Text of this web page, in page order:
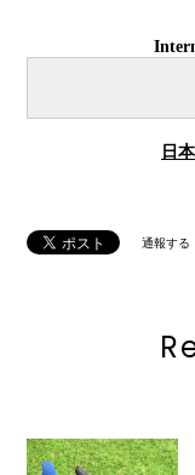
日
通報する